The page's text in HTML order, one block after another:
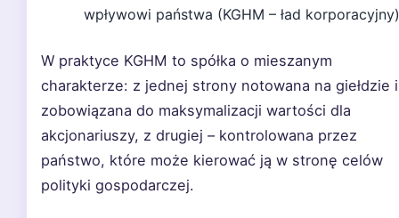
wpływowi państwa (KGHM – ład
W praktyce KGHM to spółka o mieszanym
charakterze: z jednej strony notowana na giełdzie i
zobowiązana do maksymalizacji wartości dla
akcjonariuszy, z drugiej – kontrolowana przez
państwo, które może kierować ją w stronę celów
polityki gospodarczej.